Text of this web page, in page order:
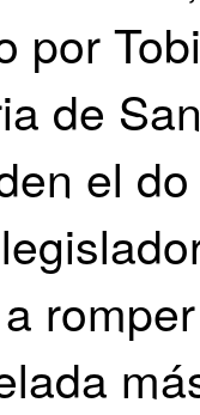
por
de
el